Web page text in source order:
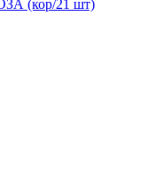
(кор/21 шт)